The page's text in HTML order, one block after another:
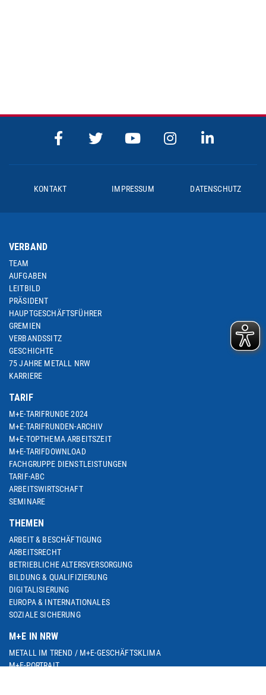
KONTAKT IMPRESSUM DATENSCHUTZ
VERBAND
TEAM
AUFGABEN
LEITBILD
PRÄSIDENT
HAUPTGESCHÄFTSFÜHRER
GREMIEN
VERBANDSSITZ
GESCHICHTE
75 JAHRE METALL NRW
KARRIERE
TARIF
M+E-TARIFRUNDE 2024
M+E-TARIFRUNDEN-ARCHIV
M+E-TOPTHEMA ARBEITSZEIT
M+E-TARIFDOWNLOAD
FACHGRUPPE DIENSTLEISTUNGEN
TARIF-ABC
ARBEITSWIRTSCHAFT
SEMINARE
THEMEN
ARBEIT & BESCHÄFTIGUNG
ARBEITSRECHT
BETRIEBLICHE ALTERSVERSORGUNG
BILDUNG & QUALIFIZIERUNG
DIGITALISIERUNG
EUROPA & INTERNATIONALES
SOZIALE SICHERUNG
M+E IN NRW
METALL IM TREND / M+E-GESCHÄFTSKLIMA
M+E-PORTRAIT